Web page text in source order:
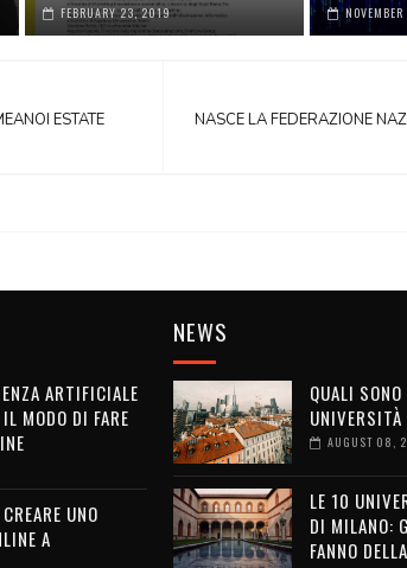
FEBRUARY 23, 2019
NASCE LA FEDERAZIONE
ESTATE
ARTIFICIALE
MODO DI FARE
UNO
A
NEWS
QUALI
AUGUST 08,
LE 10
DI MILANO:
FANNO